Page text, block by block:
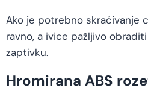
Ako je potrebno skraćivanje
ravno, a ivice pažljivo
zaptivku.
Hromirana ABS